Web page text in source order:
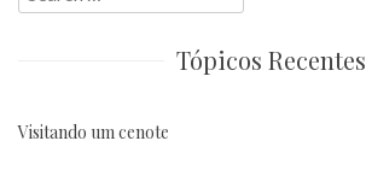
for:
Tópicos Recentes
Visitando um cenote